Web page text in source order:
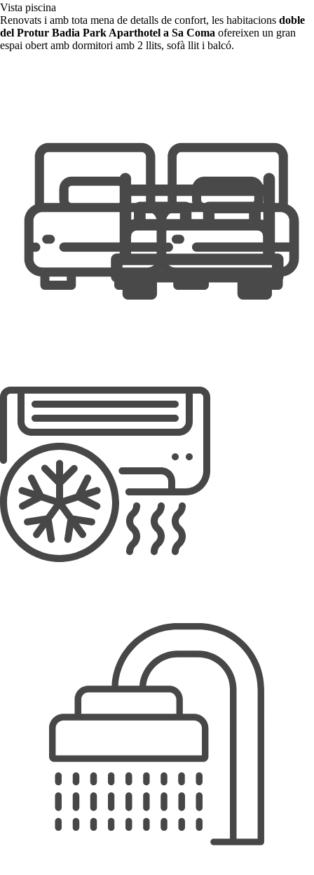
Vista piscina
Renovats i amb tota mena de detalls de confort, les habitacions doble
del Protur Badia Park Aparthotel a Sa Coma ofereixen un gran
espai obert amb dormitori amb 2 llits, sofà llit i balcó.